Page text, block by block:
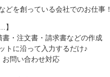
どを創っている会社でのお仕事！
】
書・注文書・請求書などの作成
に沿って入力するだけ♪
お問い合わせ対応